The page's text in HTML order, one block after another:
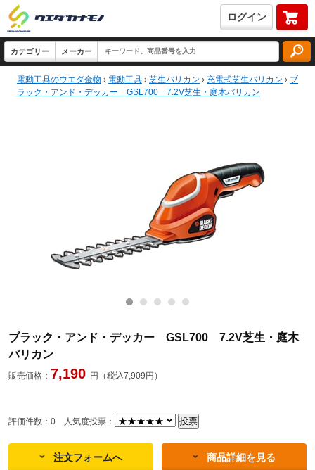
ログイン
電動工具のウエダ金物 › 電動工具 › 芝生バリカン › 充電式芝生バリカン › ブ
ラック・アンド・デッカー GSL700 7.2V芝生・庭木バリカン
ブラック・アンド・デッカー GSL700 7.2V芝生・庭木
バリカン
販売価格： 7,190 円（税込7,909円）
評価件数：0 人気度投票：
注文フォームへ 商品詳細を見る